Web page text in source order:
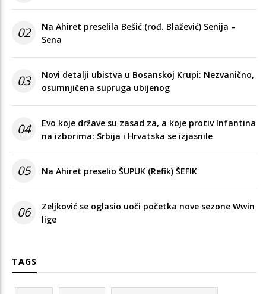
02
Na Ahiret preselila Bešić (rođ. Blažević) Senija –
Sena
03
Novi detalji ubistva u Bosanskoj Krupi: Nezvanično,
osumnjičena supruga ubijenog
04
Evo koje države su zasad za, a koje protiv Infantina
na izborima: Srbija i Hrvatska se izjasnile
05 Na Ahiret preselio ŠUPUK (Refik) ŠEFIK
06
Zeljković se oglasio uoči početka nove sezone Wwin
lige
TAGS